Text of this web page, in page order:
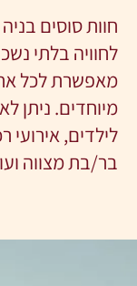
חוות סוסים
לחוויה בלתי
מאפשרת לכל
מיוחדים. ניתן
לילדים, אירועי
בר/בת מצווה